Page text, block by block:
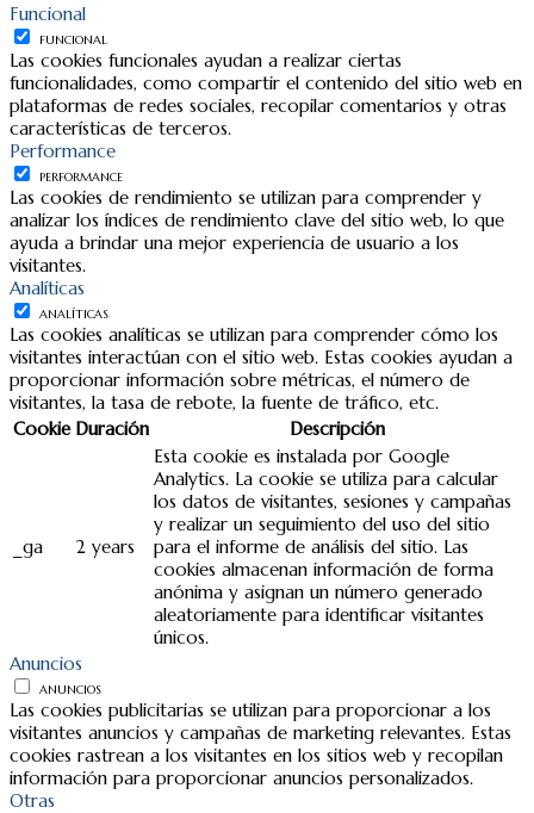
Funcional
FUNCIONAL
Las cookies funcionales ayudan a realizar ciertas
funcionalidades, como compartir el contenido del sitio web en
plataformas de redes sociales, recopilar comentarios y otras
características de terceros.
Performance
PERFORMANCE
Las cookies de rendimiento se utilizan para comprender y
analizar los índices de rendimiento clave del sitio web, lo que
ayuda a brindar una mejor experiencia de usuario a los
visitantes.
Analíticas
ANALÍTICAS
Las cookies analíticas se utilizan para comprender cómo los
visitantes interactúan con el sitio web. Estas cookies ayudan a
proporcionar información sobre métricas, el número de
visitantes, la tasa de rebote, la fuente de tráfico, etc.
Cookie Duración Descripción
_ga 2 years
Esta cookie es instalada por Google
Analytics. La cookie se utiliza para calcular
los datos de visitantes, sesiones y campañas
y realizar un seguimiento del uso del sitio
para el informe de análisis del sitio. Las
cookies almacenan información de forma
anónima y asignan un número generado
aleatoriamente para identificar visitantes
únicos.
Anuncios
ANUNCIOS
Las cookies publicitarias se utilizan para proporcionar a los
visitantes anuncios y campañas de marketing relevantes. Estas
cookies rastrean a los visitantes en los sitios web y recopilan
información para proporcionar anuncios personalizados.
Otras